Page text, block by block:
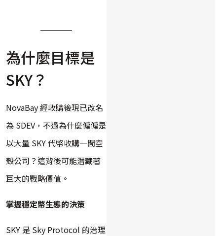
為什麼目標是
SKY？
NovaBay 經收購後現已改名
為 SDEV，不過為什麼偏偏是
以大量 SKY 代幣收購一間空
殼公司？這背後可能潛藏著
巨大的戰略價值。
掌握穩定幣生態的決策
SKY 是 Sky Protocol 的治理